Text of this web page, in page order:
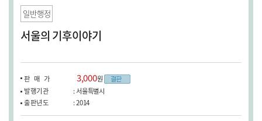
일반행정
서울의 기후이야기
판매가 3,000원
발행기관
: 서울특별시
출판년도
: 2014